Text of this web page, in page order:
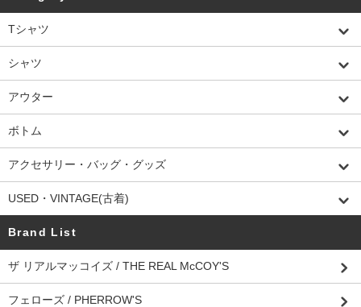
Tシャツ
シャツ
アウター
ボトム
アクセサリー・バッグ・グッズ
USED・VINTAGE(古着)
Brand List
ザ リアルマッコイズ / THE REAL McCOY'S
フェローズ / PHERROW'S